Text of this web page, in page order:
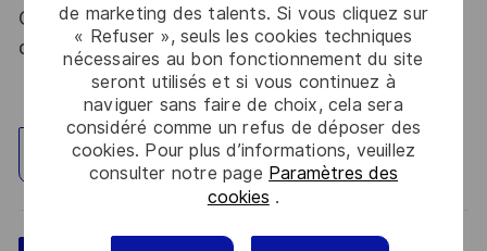
de marketing des talents. Si vous cliquez sur
« Refuser », seuls les cookies techniques
nécessaires au bon fonctionnement du site
seront utilisés et si vous continuez à
naviguer sans faire de choix, cela sera
considéré comme un refus de déposer des
cookies. Pour plus d’informations, veuillez
consulter notre page Paramètres des
cookies .
Code de la défense et de l’IGI 1300 SGDSN/PSE
du 09 août 2021.
Explorez un site